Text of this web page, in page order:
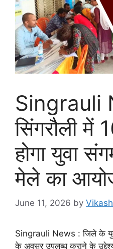
Singrauli
सिंगरौली में
होगा युवा
मेले का
June 11, 2026 by
Singrauli News : जिले के
के अवसर उपलब्ध कराने के